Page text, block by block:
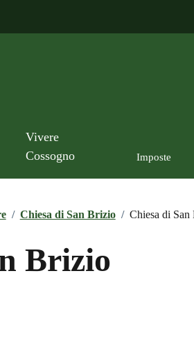
Vivere
Cossogno
Imposte
/ Chiesa di San Brizio / Chiesa di
Brizio